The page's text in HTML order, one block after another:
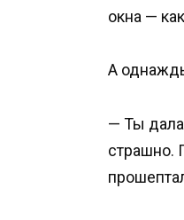
окна —
А
— Ты дала
страшно.